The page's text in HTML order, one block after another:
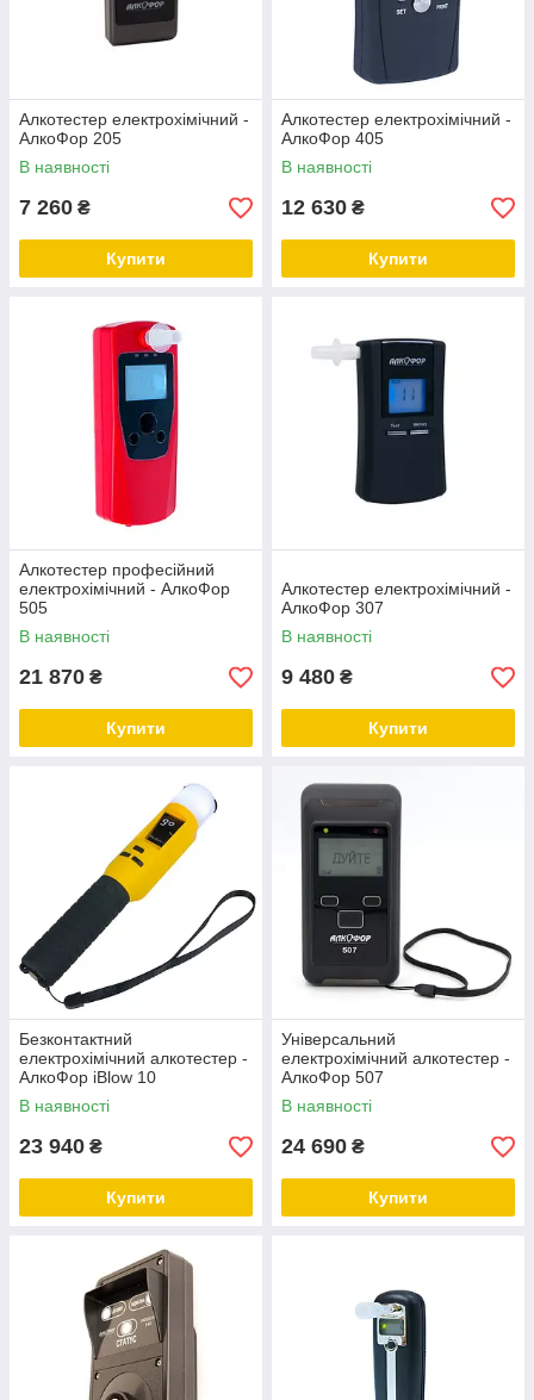
Алкотестер електрохімічний -
АлкоФор 205
В наявності
7 260 ₴
Купити
Алкотестер електрохімічний -
АлкоФор 405
В наявності
12 630 ₴
Купити
Алкотестер професійний
електрохімічний - АлкоФор
505
В наявності
21 870 ₴
Купити
Алкотестер електрохімічний -
АлкоФор 307
В наявності
9 480 ₴
Купити
Безконтактний
електрохімічний алкотестер -
АлкоФор iBlow 10
В наявності
23 940 ₴
Купити
Універсальний
електрохімічний алкотестер -
АлкоФор 507
В наявності
24 690 ₴
Купити